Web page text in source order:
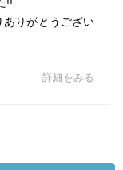
ありがとうござい
詳細をみる